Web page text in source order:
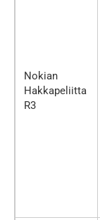
Nokian
Hakkapeliitta
R3